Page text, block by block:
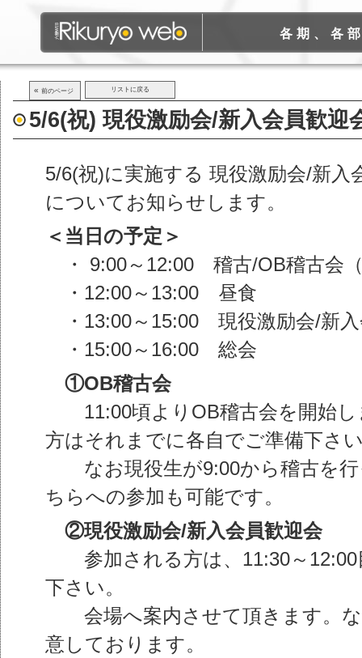
各期、各
« 前のページ リストに戻る
5/6(祝) 現役激励会/新入会員歓迎
5/6(祝)に実施する 現役激励会/新入
についてお知らせします。
＜当日の予定＞
・ 9:00～12:00 稽古/OB稽古会
・12:00～13:00 昼食
・13:00～15:00 現役激励会/新入
・15:00～16:00 総会
①OB稽古会
11:00頃よりOB稽古会を開始し
方はそれまでに各自でご準備下さ
なお現役生が9:00から稽古を行
ちらへの参加も可能です。
②現役激励会/新入会員歓迎会
参加される方は、11:30～12:00
下さい。
会場へ案内させて頂きます。な
意しております。